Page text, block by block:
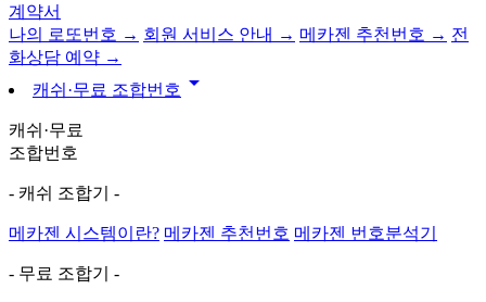
계약서
나의 로또번호 → 회원 서비스 안내 → 메카젠 추천번호 → 전
화상담 예약 →
캐쉬·무료 조합번호 arrow_drop_down
캐쉬·무료
조합번호
- 캐쉬 조합기 -
메카젠 시스템이란? 메카젠 추천번호 메카젠 번호분석기
- 무료 조합기 -